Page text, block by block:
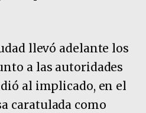
llevó adelante los
a las autoridades
al implicado, en el
caratulada como